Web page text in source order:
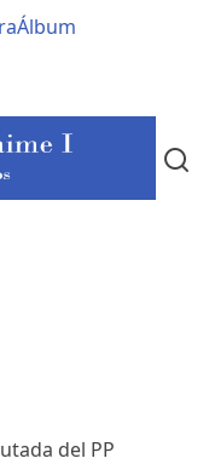
Álbum
del PP